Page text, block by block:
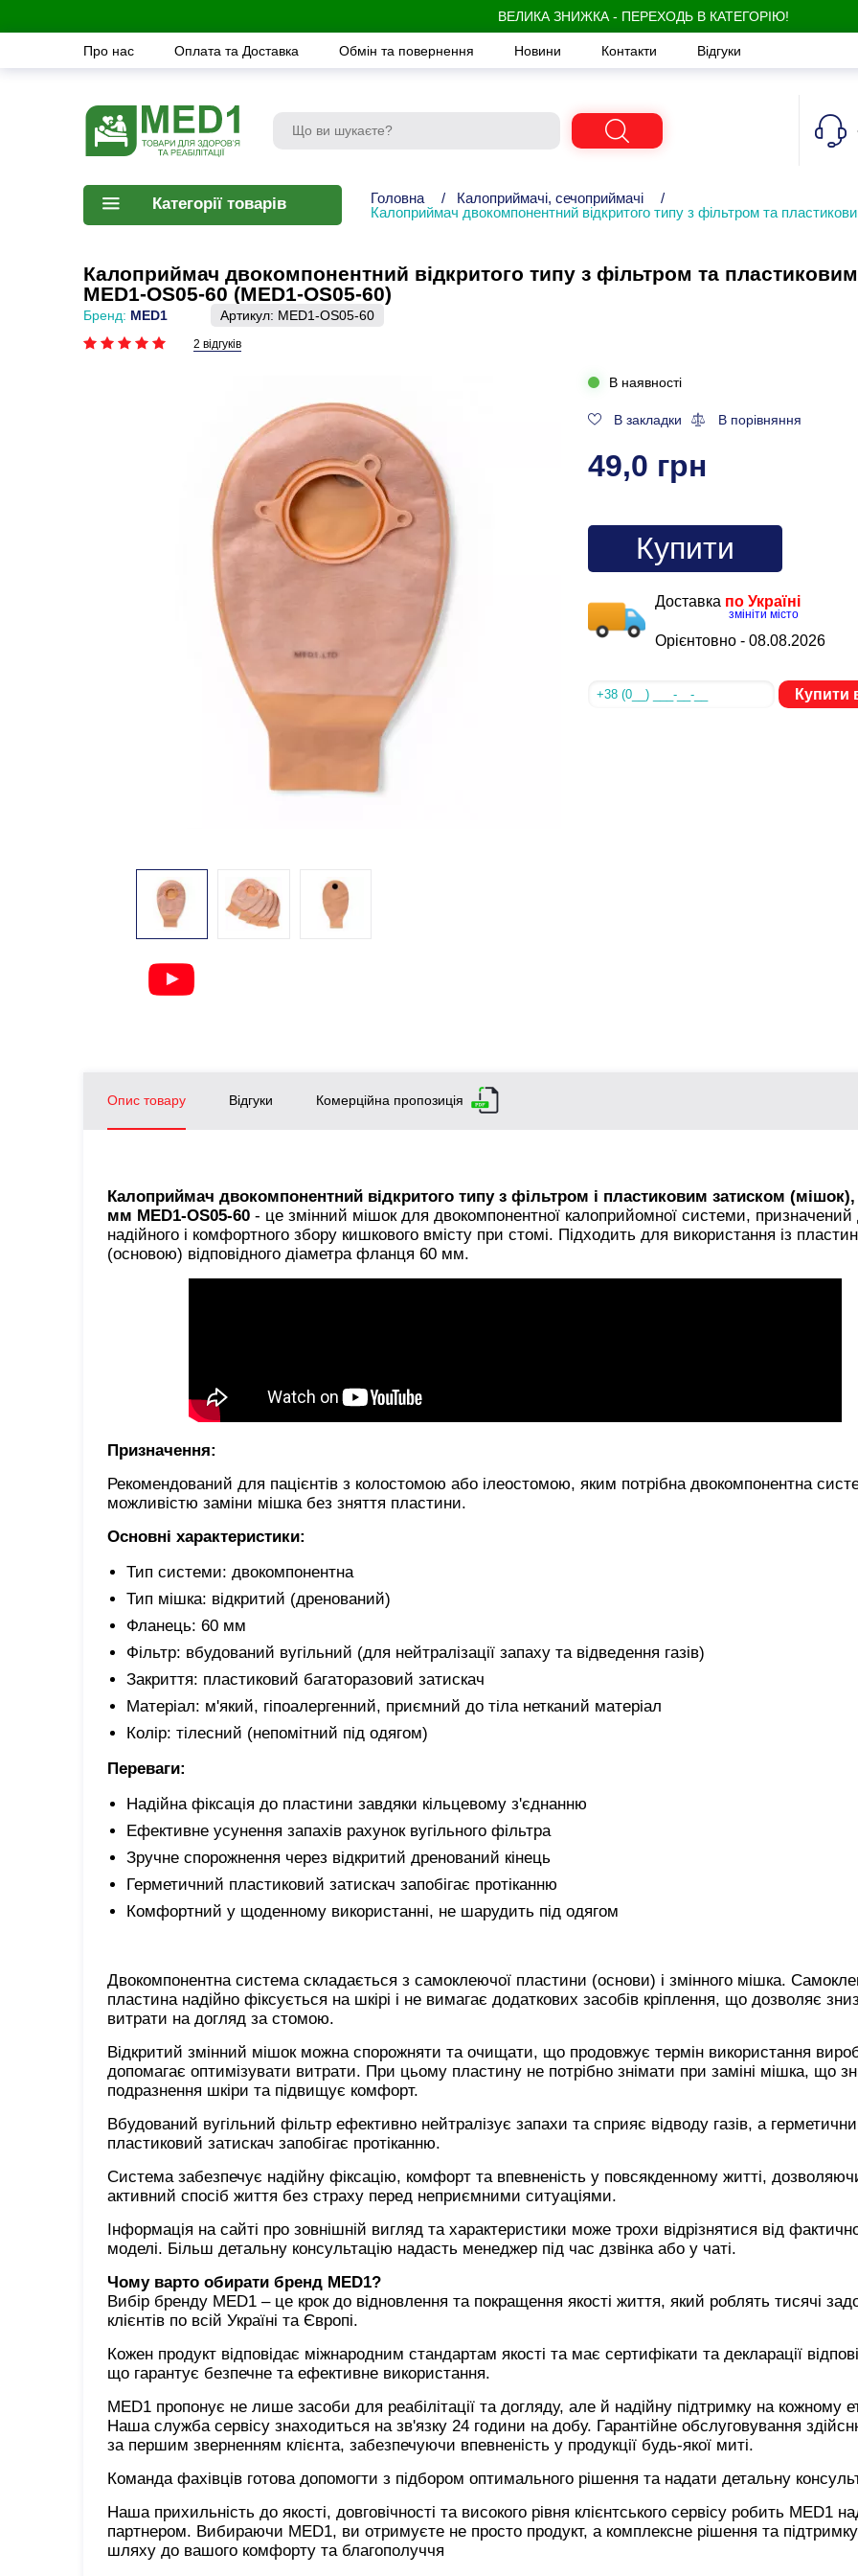
ВЕЛИКА ЗНИЖКА - ПЕРЕХОДЬ В КАТЕГОРІЮ!
Про нас Оплата та Доставка Обмін та повернення Новини Контакти Відгуки
Категорії товарів Головна / Калоприймачі, сечоприймачі
/
Калоприймач двокомпонентний відкритого типу з фільтром та
Калоприймач двокомпонентний відкритого типу з фільтром та
MED1-OS05-60 (MED1-OS05-60)
Бренд: MED1 Артикул: MED1-OS05-60
2 відгуків
В наявності
В закладки В порівняння
49,0 грн
Купити
Доставка по Україні
змініти місто
Орієнтовно - 08.08.2026
Купити
Опис товару Відгуки Комерційна пропозиція
Калоприймач двокомпонентний відкритого типу з фільтром і пластиковим затиском (мішок),
мм MED1-OS05-60 - це змінний мішок для двокомпонентної калоприйомної системи, призначений
надійного і комфортного збору кишкового вмісту при стомі. Підходить для використання із
(основою) відповідного діаметра фланця 60 мм.
Призначення:
Рекомендований для пацієнтів з колостомою або ілеостомою, яким потрібна двокомпонентна
можливістю заміни мішка без зняття пластини.
Основні характеристики:
Тип системи: двокомпонентна
Тип мішка: відкритий (дренований)
Фланець: 60 мм
Фільтр: вбудований вугільний (для нейтралізації запаху та відведення газів)
Закриття: пластиковий багаторазовий затискач
Матеріал: м'який, гіпоалергенний, приємний до тіла нетканий матеріал
Колір: тілесний (непомітний під одягом)
Переваги:
Надійна фіксація до пластини завдяки кільцевому з'єднанню
Ефективне усунення запахів рахунок вугільного фільтра
Зручне спорожнення через відкритий дренований кінець
Герметичний пластиковий затискач запобігає протіканню
Комфортний у щоденному використанні, не шарудить під одягом
Двокомпонентна система складається з самоклеючої пластини (основи) і змінного мішка.
пластина надійно фіксується на шкірі і не вимагає додаткових засобів кріплення, що дозволяє
витрати на догляд за стомою.
Відкритий змінний мішок можна спорожняти та очищати, що продовжує термін використання
допомагає оптимізувати витрати. При цьому пластину не потрібно знімати при заміні мішка, що
подразнення шкіри та підвищує комфорт.
Вбудований вугільний фільтр ефективно нейтралізує запахи та сприяє відводу газів, а
пластиковий затискач запобігає протіканню.
Система забезпечує надійну фіксацію, комфорт та впевненість у повсякденному житті,
активний спосіб життя без страху перед неприємними ситуаціями.
Інформація на сайті про зовнішній вигляд та характеристики може трохи відрізнятися від
моделі. Більш детальну консультацію надасть менеджер під час дзвінка або у чаті.
Чому варто обирати бренд MED1?
Вибір бренду MED1 – це крок до відновлення та покращення якості життя, який роблять тисячі
клієнтів по всій Україні та Європі.
Кожен продукт відповідає міжнародним стандартам якості та має сертифікати та декларації
що гарантує безпечне та ефективне використання.
MED1 пропонує не лише засоби для реабілітації та догляду, але й надійну підтримку на кожному
Наша служба сервісу знаходиться на зв'язку 24 години на добу. Гарантійне обслуговування
за першим зверненням клієнта, забезпечуючи впевненість у продукції будь-якої миті.
Команда фахівців готова допомогти з підбором оптимального рішення та надати детальну
Наша прихильність до якості, довговічності та високого рівня клієнтського сервісу робить MED1
партнером. Вибираючи MED1, ви отримуєте не просто продукт, а комплексне рішення та
шляху до вашого комфорту та благополуччя